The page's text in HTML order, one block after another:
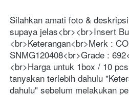
Silahkan amati foto &
supaya jelas<br><br>Insert
<br>Keterangan<br>Merk :
SNMG120408<br>Grade :
<br>Harga untuk 1box / 10
tanyakan terlebih dahulu
dahulu" sebelum melakukan